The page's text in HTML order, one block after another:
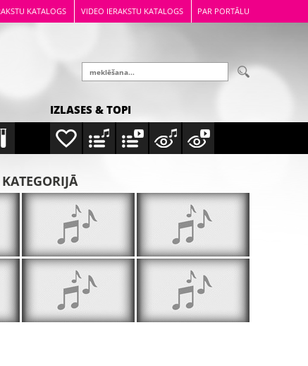
KATALOGS VIDEO IERAKSTU KATALOGS PAR PORTĀLU
IZLASES & TOPI